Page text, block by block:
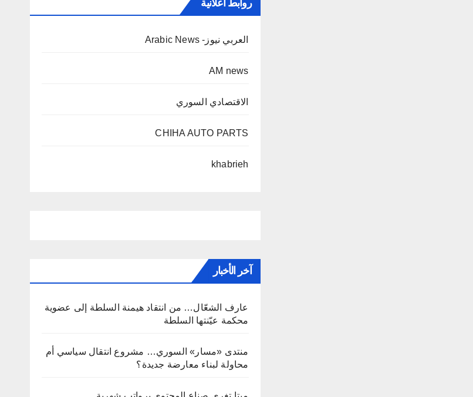
روابط اعلانية
العربي نيوز- Arabic News
AM news
الاقتصادي السوري
CHIHA AUTO PARTS
khabrieh
آخر الأخبار
عارف الشعّال… من انتقاد هيمنة السلطة إلى عضوية
محكمة عيّنتها السلطة
منتدى «مسار» السوري… مشروع انتقال سياسي أم
محاولة لبناء معارضة جديدة؟